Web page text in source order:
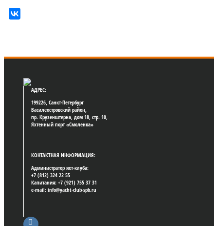
АДРЕС:
199226, Санкт-Петербург
Василеостровский район,
пр. Крузенштерна, дом 18, стр. 10,
Яхтенный порт «Смоленка»
КОНТАКТНАЯ ИНФОРМАЦИЯ:
Администратор яхт-клуба:
+7 (812) 324 22 55
Капитания: +7 (921) 755 37 31
e-mail: info@yacht-club-spb.ru